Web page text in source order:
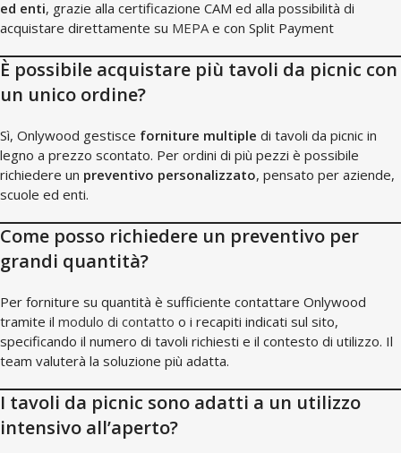
ed enti, grazie alla certificazione CAM ed alla possibilità di
acquistare direttamente su MEPAe con Split Payment
È possibile acquistare più tavoli da picnic con
un unico ordine?
Sì, Onlywood gestisce forniture multiple di tavoli da picnic in
legno a prezzo scontato. Per ordini di più pezzi è possibile
richiedere un preventivo personalizzato, pensato per aziende,
scuole ed enti.
Come posso richiedere un preventivo per
grandi quantità?
Per forniture su quantità è sufficiente contattare Onlywood
tramite il modulo di contatto o i recapiti indicati sul sito,
specificando il numero di tavoli richiesti e il contesto di utilizzo. Il
team valuterà la soluzione più adatta.
I tavoli da picnic sono adatti a un utilizzo
intensivo all’aperto?